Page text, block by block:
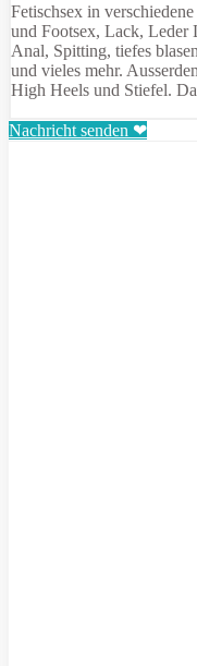
Fetischsex in
und Footsex, Lack, Leder
Anal, Spitting, tiefes
und vieles mehr.
High Heels und Stiefel.
Nachricht senden ❤